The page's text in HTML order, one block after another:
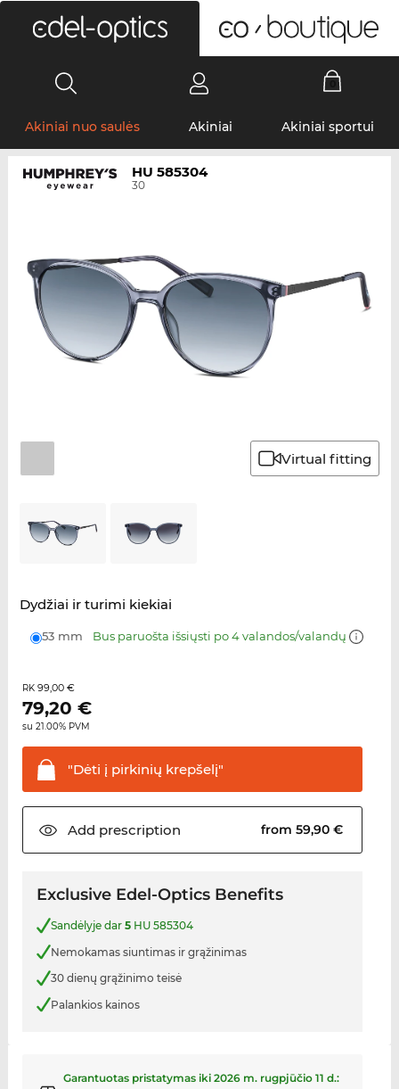
Akiniai nuo saulės Akiniai Akiniai sportui
HU 585304
30
Virtual fitting
Dydžiai ir turimi kiekiai
53 mm Bus paruošta išsiųsti po 4 valandos/valandų
RK 99,00 €
79,20 €
su 21.00% PVM
"Dėti į pirkinių krepšelį"
Add prescription from 59,90 €
Exclusive Edel-Optics Benefits
Sandėlyje dar 5HU 585304
Nemokamas siuntimas ir grąžinimas
30 dienų grąžinimo teisė
Palankios kainos
Garantuotas pristatymas iki 2026 m. rugpjūčio 11 d.: